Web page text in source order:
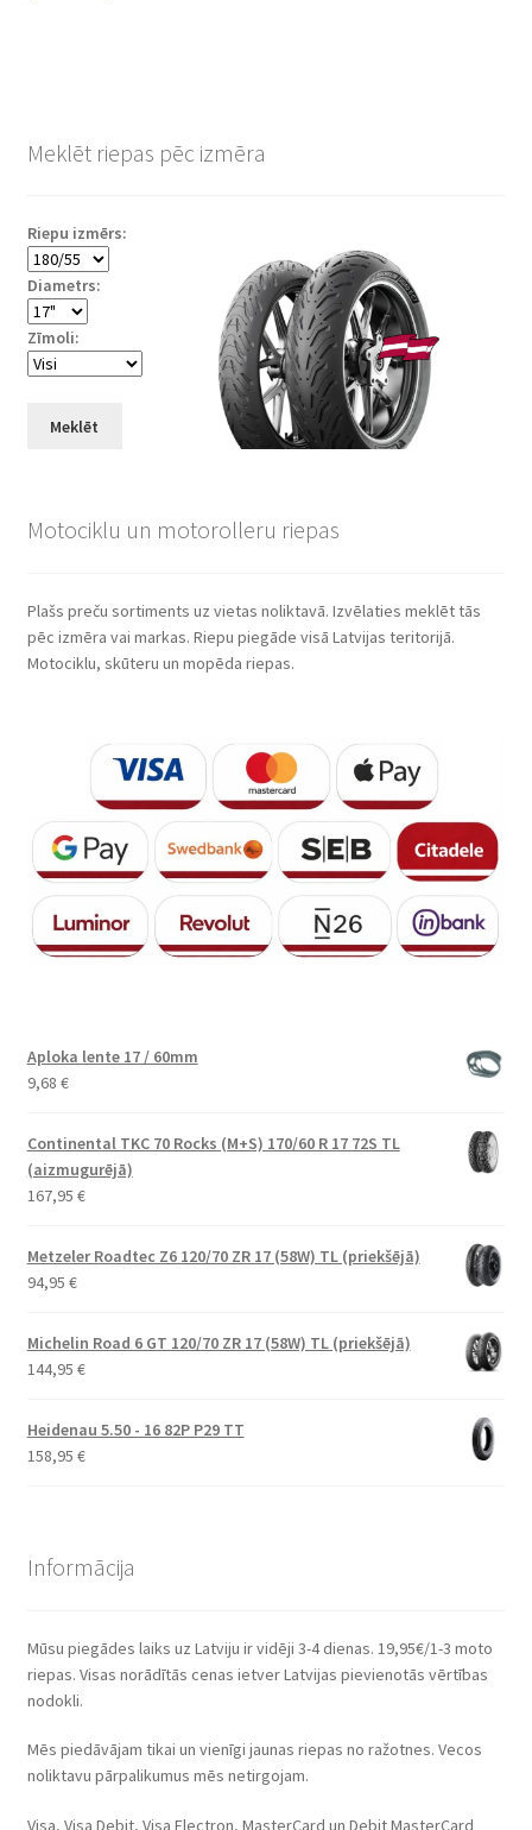
Meklēt riepas pēc izmēra
Riepu izmērs:
Diametrs:
Zīmoli:
Meklēt
Motociklu un motorolleru riepas
Plašs preču sortiments uz vietas noliktavā. Izvēlaties meklēt tās
pēc izmēra vai markas. Riepu piegāde visā Latvijas teritorijā.
Motociklu, skūteru un mopēda riepas.
Aploka lente 17 / 60mm
9,68 €
Continental TKC 70 Rocks (M+S) 170/60 R 17 72S TL
(aizmugurējā)
167,95 €
Metzeler Roadtec Z6 120/70 ZR 17 (58W) TL (priekšējā)
94,95 €
Michelin Road 6 GT 120/70 ZR 17 (58W) TL (priekšējā)
144,95 €
Heidenau 5.50 - 16 82P P29 TT
158,95 €
Informācija
Mūsu piegādes laiks uz Latviju ir vidēji 3-4 dienas. 19,95€/1-3 moto
riepas. Visas norādītās cenas ietver Latvijas pievienotās vērtības
nodokli.
Mēs piedāvājam tikai un vienīgi jaunas riepas no ražotnes. Vecos
noliktavu pārpalikumus mēs netirgojam.
Visa, Visa Debit, Visa Electron, MasterCard un Debit MasterCard